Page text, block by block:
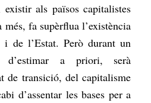
als països capitalistes
més, fa supèrflua l’existència
i de l’Estat. Però durant un
d’estimar a priori, serà
de transició, del capitalisme
d’assentar les bases per a